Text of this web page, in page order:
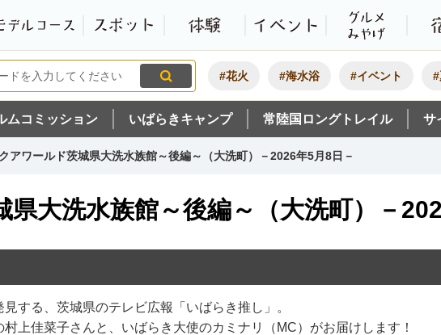
観光いばらき公式ホームペ
特集・オススメ
モデルコーススポット 体験
#花火 #海水浴 #イベント
ムコミッション いばらきキャンプ 常陸国ロングトレイル サ
アワールド茨城県大洗水族館～後編～（大洗町）－2026年5月8日－
県大洗水族館～後編～（大洗町）－
する、茨城県のテレビ広報「いばらき推し」。
上佳菜子さんと、いばらき大使のカミナリ（MC）がお届けします！